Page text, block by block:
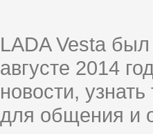
LADA Vesta
августе 2014
новости,
для общения и